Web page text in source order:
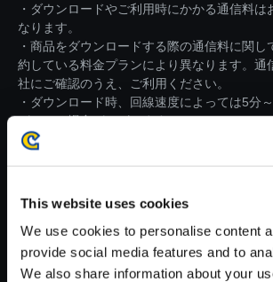
This website uses cookies
We use cookies to personalise content
provide social media features and to
We also share information about your
・ダウンロードやご利用時にかかる通信料は
なります。
・商品をダウンロードする際の通信料に関し
約している料金プランにより異なります。通
社にご確認のうえ、ご利用ください。
・ダウンロード時、回線速度によっては5分
がかかる場合がございます。
※ご購入いただいたファイルのダウンロード